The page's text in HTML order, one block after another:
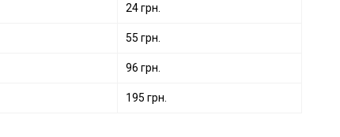
24 грн.
55 грн.
96 грн.
195 грн.